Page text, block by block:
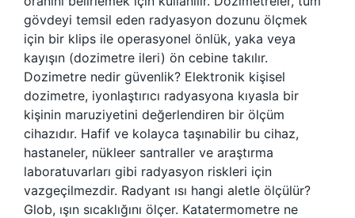
gövdeyi temsil eden radyasyon dozunu ölçmek
için bir klips ile operasyonel önlük, yaka veya
kayışın (dozimetre ileri) ön cebine takılır.
Dozimetre nedir güvenlik? Elektronik kişisel
dozimetre, iyonlaştırıcı radyasyona kıyasla bir
kişinin maruziyetini değerlendiren bir ölçüm
cihazıdır. Hafif ve kolayca taşınabilir bu cihaz,
hastaneler, nükleer santraller ve araştırma
laboratuvarları gibi radyasyon riskleri için
vazgeçilmezdir. Radyant ısı hangi aletle ölçülür?
Glob, ışın sıcaklığını ölçer. Katatermometre ne